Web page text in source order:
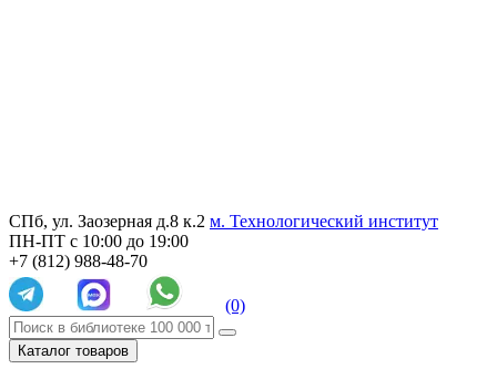
СПб, ул. Заозерная д.8 к.2 м. Технологический институт
ПН-ПТ с 10:00 до 19:00
+7 (812) 988-48-70
(0)
Каталог товаров